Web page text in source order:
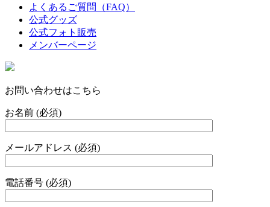
よくあるご質問（FAQ）
公式グッズ
公式フォト販売
メンバーページ
お問い合わせはこちら
お名前 (必須)
メールアドレス (必須)
電話番号 (必須)